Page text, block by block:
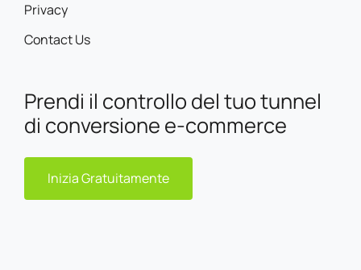
Privacy
Contact Us
Prendi il controllo del tuo tunnel
di conversione e-commerce
Inizia Gratuitamente